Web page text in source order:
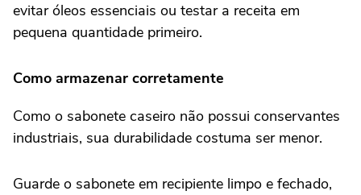
evitar óleos essenciais ou testar a receita em
pequena quantidade primeiro.
Como armazenar corretamente
Como o sabonete caseiro não possui conservantes
industriais, sua durabilidade costuma ser menor.
Guarde o sabonete em recipiente limpo e fechado,